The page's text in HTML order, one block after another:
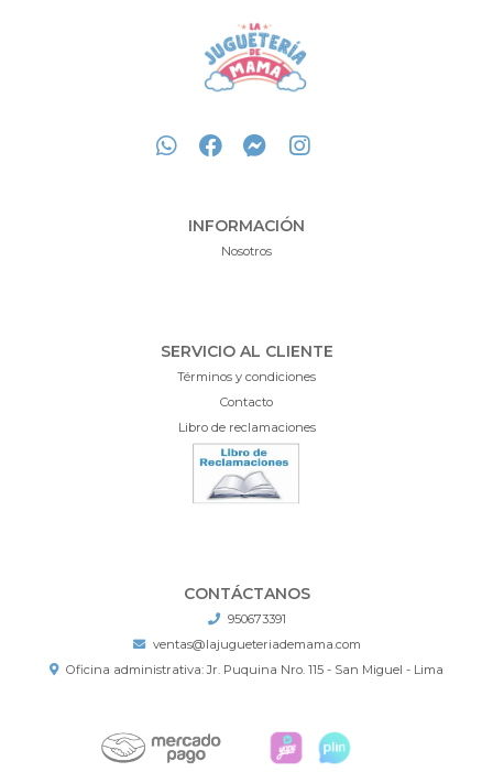
INFORMACIÓN
Nosotros
SERVICIO AL CLIENTE
Términos y condiciones
Contacto
Libro de reclamaciones
CONTÁCTANOS
950673391
ventas@lajugueteriademama.com
Oficina administrativa: Jr. Puquina Nro. 115 - San Miguel - Lima